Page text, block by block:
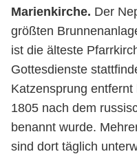
Marienkirche. Der
größten
ist die älteste
Gottesdienste
Katzensprung entfernt
1805 nach dem
benannt wurde.
sind dort täglich